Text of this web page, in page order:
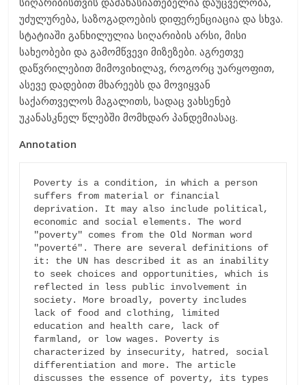
უძულურება, საზოგადოების დიფერენციაცია და სხვა.
სტატიაში განხილულია სიღარიბის არსი, მისი
სახეობები და გამომწვევი მიზეზები. აგრეთვე
დაწვრილებით მიმოვიხილავ, როგორც უარყოფით,
ასევე დადებით მხარეებს და მოვიყვან
საქართველოს მაგალითს, სადაც ვახსენებ
უკანასკნელ წლებში მომხდარ პანდემიასაც.
Annotation
Poverty is a condition, in which a person
suffers from material or financial
deprivation. It may also include political,
economic and social elements. The word
"poverty" comes from the Old Norman word
"poverté". There are several definitions of
it: the UN has described it as an inability
to seek choices and opportunities, which is
reflected in less public involvement in
society. More broadly, poverty includes
lack of food and clothing, limited
education and health care, lack of
farmland, or low wages. Poverty is
characterized by insecurity, hatred, social
differentiation and more. The article
discusses the essence of poverty, its types